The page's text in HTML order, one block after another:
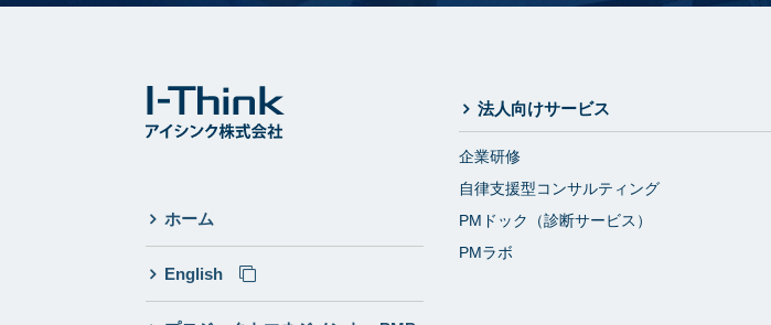
ホーム
English
法人向けサービス
企業研修
自律支援型コンサルティング
PMドック（診断サービス）
PMラボ